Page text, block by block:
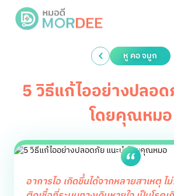
หู คอ จมูก
5 วิธีแก้ไออย่างปลอ
โดยคุณหมอ
อาการไอ เกิดขึ้นได้จากหลายสาเหตุ ไ